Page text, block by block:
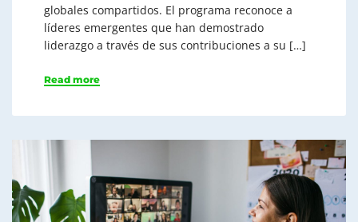
globales compartidos. El programa reconoce a
líderes emergentes que han demostrado
liderazgo a través de sus contribuciones a su […]
Read more